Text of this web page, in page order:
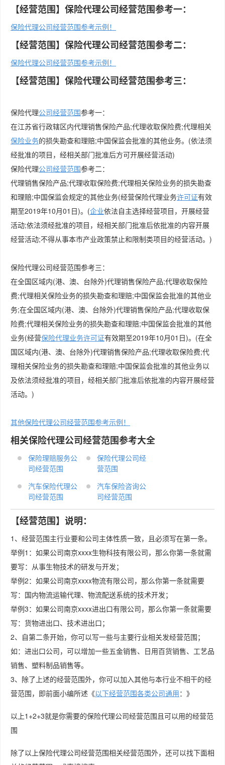
【经营范围】保险代理公司经营范围参考一：
保险代理公司经营范围参考示例！
【经营范围】保险代理公司经营范围参考二：
保险代理公司经营范围参考示例！
【经营范围】保险代理公司经营范围参考三：
保险代理公司经营范围参考一：
在江苏省行政辖区内代理销售保险产品;代理收取保险费;代理相关
保险业务的损失勘查和理赔;中国保监会批准的其他业务。(依法须
经批准的项目，经相关部门批准后方可开展经营活动)
保险代理公司经营范围参考二：
代理销售保险产品;代理收取保险费;代理相关保险业务的损失勘查
和理赔;中国保监会规定的其他业务(经营保险代理业务许可证有效
期至2019年10月01日)。(企业依法自主选择经营项目，开展经营
活动;依法须经批准的项目，经相关部门批准后依批准的内容开展
经营活动;不得从事本市产业政策禁止和限制类项目的经营活动。)
保险代理公司经营范围参考三：
在全国区域内(港、澳、台除外)代理销售保险产品;代理收取保险
费;代理相关保险业务的损失勘查和理赔;中国保监会批准的其他业
务;在全国区域内(港、澳、台除外)代理销售保险产品;代理收取保
险费;代理相关保险业务的损失勘查和理赔;中国保监会批准的其他
业务(经营保险代理业务许可证有效期至2019年10月01日)。(在全
国区域内(港、澳、台除外)代理销售保险产品;代理收取保险费;代
理相关保险业务的损失勘查和理赔;中国保监会批准的其他业务以
及依法须经批准的项目，经相关部门批准后依批准的内容开展经营
活动。)
其他保险代理公司经营范围参考示例！
相关保险代理公司经营范围参考大全
保险理赔服务公
司经营范围
保险代理公司经
营范围
汽车保险代理公
司经营范围
汽车保险咨询公
司经营范围
【经营范围】说明：
1、经营范围主行业要和公司主体性质一致，且必须写在第一条。
举例1：如果公司南京xxxx生物科技有限公司，那么你第一条就需
要写：从事生物技术的研发与开发；
举例2：如果公司南京xxxx物流有限公司，那么你第一条就需要
写：国内物流运输代理、物流配送系统的技术开发；
举例3：如果公司南京xxxx进出口有限公司，那么你第一条就需要
写：货物进出口、技术进出口；
2、自第二条开始，你可以写一些与主要行业相关发经营范围；
如：进出口公司，可以增加一些五金销售、日用百货销售、工艺品
销售、塑料制品销售等。
3、除了上述的经营范围外，你可以加入其他与本行业不相干的经
营范围，即前面小编所述《以下经营范围各类公司通用：》
以上1+2+3就是你需要的保险代理公司经营范围且可以用的经营范
围
除了以上保险代理公司经营范围相关经营范围外，还可以找下面相